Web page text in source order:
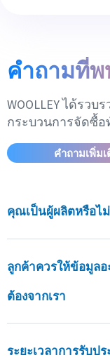
คำถามที่พ
WOOLLEY ได้รว
กระบวนการจัดซื้
คำถามเพิ่ม
คุณเป็นผู้ผลิตหรือไ
ลูกค้าควรให้ข้อมูลอ
ต้องจากเรา
ระยะเวลาการรับป